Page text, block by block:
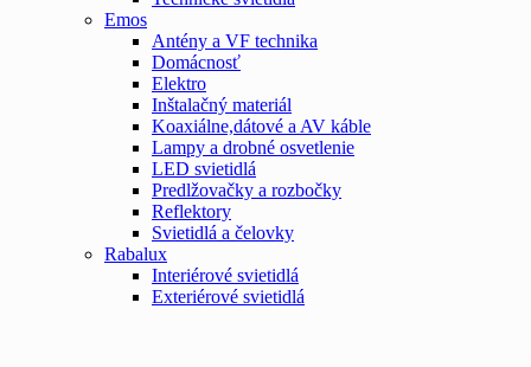
Emos
Antény a VF technika
Domácnosť
Elektro
Inštalačný materiál
Koaxiálne,dátové a AV káble
Lampy a drobné osvetlenie
LED svietidlá
Predlžovačky a rozbočky
Reflektory
Svietidlá a čelovky
Rabalux
Interiérové svietidlá
Exteriérové svietidlá